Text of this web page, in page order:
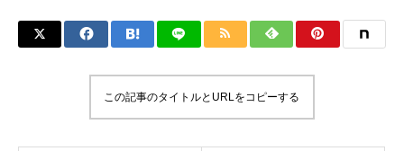
この記事のタイトルとURLをコピーする